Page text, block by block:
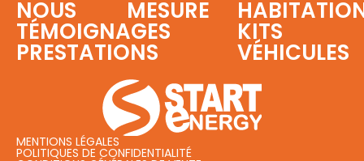
MENTIONS LÉGALES
POLITIQUES DE CONFIDENTIALITÉ
NOUS
TÉMOIGNAGES
PRESTATIONS
MESURE
KITS
VÉHICULES